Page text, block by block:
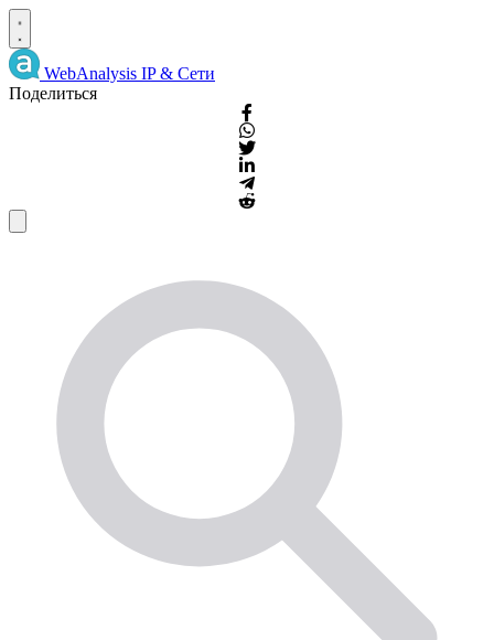
WebAnalysis IP & Сети
Поделиться